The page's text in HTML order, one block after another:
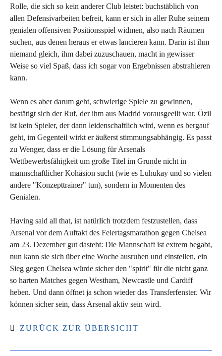
Rolle, die sich so kein anderer Club leistet: buchstäblich von
allen Defensivarbeiten befreit, kann er sich in aller Ruhe seinem
genialen offensiven Positionsspiel widmen, also nach Räumen
suchen, aus denen heraus er etwas lancieren kann. Darin ist ihm
niemand gleich, ihm dabei zuzuschauen, macht in gewisser
Weise so viel Spaß, dass ich sogar von Ergebnissen abstrahieren
kann.
Wenn es aber darum geht, schwierige Spiele zu gewinnen,
bestätigt sich der Ruf, der ihm aus Madrid vorausgeeilt war. Özil
ist kein Spieler, der dann leidenschaftlich wird, wenn es bergauf
geht, im Gegenteil wirkt er äußerst stimmungsabhängig. Es passt
zu Wenger, dass er die Lösung für Arsenals
Wettbewerbsfähigkeit um große Titel im Grunde nicht in
mannschaftlicher Kohäsion sucht (wie es Luhukay und so vielen
andere "Konzepttrainer" tun), sondern in Momenten des
Genialen.
Having said all that, ist natürlich trotzdem festzustellen, dass
Arsenal vor dem Auftakt des Feiertagsmarathon gegen Chelsea
am 23. Dezember gut dasteht: Die Mannschaft ist extrem begabt,
nun kann sie sich über eine Woche ausruhen und einstellen, ein
Sieg gegen Chelsea würde sicher den "spirit" für die nicht ganz
so harten Matches gegen Westham, Newcastle und Cardiff
heben. Und dann öffnet ja schon wieder das Transferfenster. Wir
können sicher sein, dass Arsenal aktiv sein wird.
ZURÜCK ZUR ÜBERSICHT